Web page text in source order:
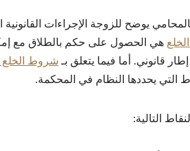
يوضح للزوجة الإجراءات القانونية
هي الحصول على حكم بالطلاق مع
قانوني. أما فيما يتعلق بـ شروط
يحددها النظام في المحكمة.
التالية: